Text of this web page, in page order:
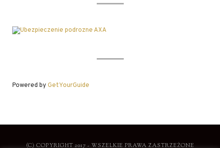
Powered byGetYourGuide
(C) COPYRIGHT 2017 - WSZELKIE PRAWA ZASTRZEŻONE